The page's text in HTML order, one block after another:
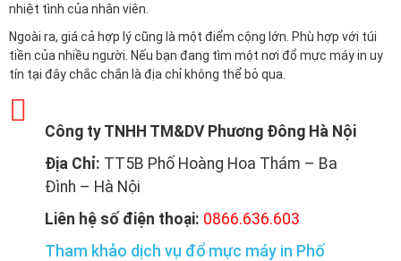
nhiệt tình của nhân viên.
Ngoài ra, giá cả hợp lý cũng là một điểm cộng lớn. Phù hợp với túi
tiền của nhiều người. Nếu bạn đang tìm một nơi đổ mực máy in uy
tín tại đây chắc chắn là địa chỉ không thể bỏ qua.
Công ty TNHH TM&DV Phương Đông Hà Nội
Địa Chỉ: TT5B Phố Hoàng Hoa Thám – Ba
Đình – Hà Nội
Liên hệ số điện thoại: 0866.636.603
Tham khảo dịch vụ đổ mực máy in Phố